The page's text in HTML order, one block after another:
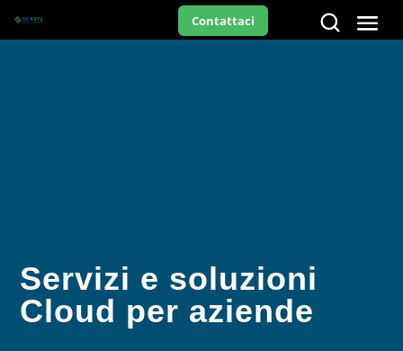
Contattaci
Servizi e soluzioni
Cloud per aziende